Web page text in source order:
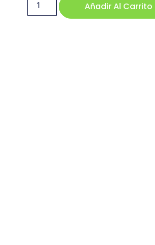
Añadir Al Carrito